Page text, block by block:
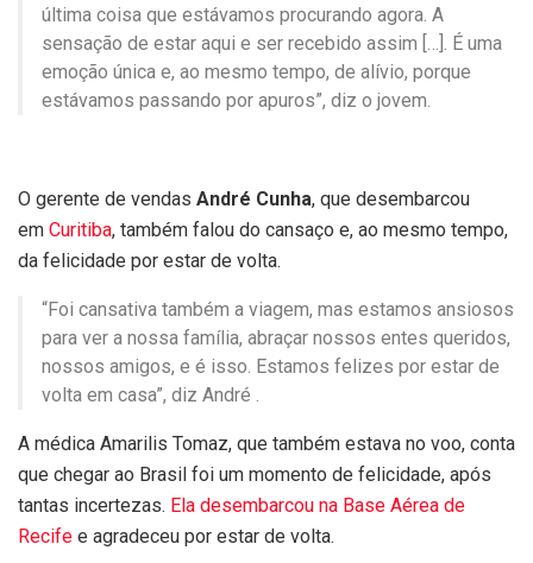
última coisa que estávamos procurando agora. A
sensação de estar aqui e ser recebido assim […]. É uma
emoção única e, ao mesmo tempo, de alívio, porque
estávamos passando por apuros”, diz o jovem.
O gerente de vendas André Cunha, que desembarcou
em Curitiba, também falou do cansaço e, ao mesmo tempo,
da felicidade por estar de volta.
“Foi cansativa também a viagem, mas estamos ansiosos
para ver a nossa família, abraçar nossos entes queridos,
nossos amigos, e é isso. Estamos felizes por estar de
volta em casa”, diz André .
A médica Amarilis Tomaz, que também estava no voo, conta
que chegar ao Brasil foi um momento de felicidade, após
tantas incertezas. Ela desembarcou na Base Aérea de
Recife e agradeceu por estar de volta.